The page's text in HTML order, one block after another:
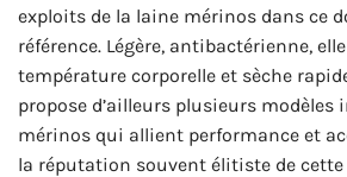
exploits de la laine mérinos dans ce
référence. Légère, antibactérienne,
température corporelle et sèche
propose d’ailleurs plusieurs modèles
mérinos qui allient performance et
la réputation souvent élitiste de cette